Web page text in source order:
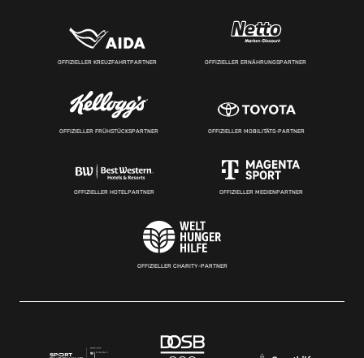
OFFIZIELLER KREUZFAHRTPARTNER OFFIZIELLER ERNÄHRUNGSPARTNER
OFFIZIELLER FRÜHSTÜCKSPARTNER OFFIZIELLER MOBILITÄTS-PARTNER
OFFIZIELLER HOTELPARTNER OFFIZIELLER MEDIENPARTNER
OFFIZIELLER CHARITY-PARTNER